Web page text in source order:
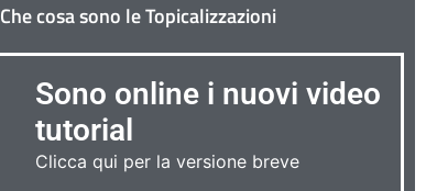
Che cosa sono le Topicalizzazioni
Sono online i nuovi video
tutorial
Clicca qui per la versione breve